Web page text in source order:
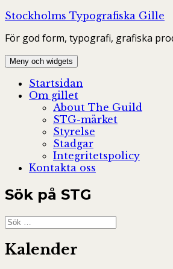
Hoppa
innehåll
Stockholms Typografiska Gille
För god form, typografi, grafiska
Meny och widgets
Startsidan
Om gillet
About The Guild
STG-märket
Styrelse
Stadgar
Integritetspolicy
Kontakta oss
Sök på STG
Sök
efter:
Kalender